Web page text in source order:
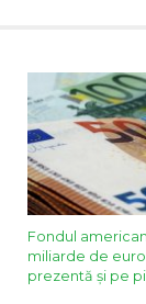
Fondul
miliarde de euro
prezentă și pe